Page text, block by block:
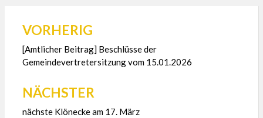
Beitragsnavigation
VORHERIG
[Amtlicher Beitrag] Beschlüsse der
Gemeindevertretersitzung vom 15.01.2026
NÄCHSTER
nächste Klönecke am 17. März